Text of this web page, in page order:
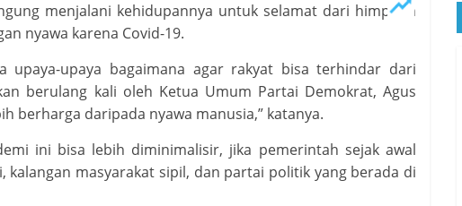
menjalani kehidupannya untuk selamat dari himpitan
nyawa karena Covid-19.
upaya-upaya bagaimana agar rakyat bisa terhindar dari
berulang kali oleh Ketua Umum Partai Demokrat, Agus
berharga daripada nyawa manusia,” katanya.
ini bisa lebih diminimalisir, jika pemerintah sejak awal
kalangan masyarakat sipil, dan partai politik yang berada di